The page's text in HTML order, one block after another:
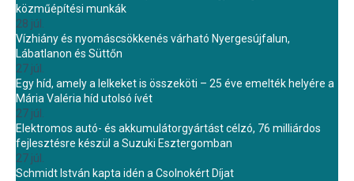
közműépítési munkák
28 júl.
Vízhiány és nyomáscsökkenés várható Nyergesújfalun,
Lábatlanon és Süttőn
27 júl.
Egy híd, amely a lelkeket is összeköti – 25 éve emelték helyére a
Mária Valéria híd utolsó ívét
27 júl.
Elektromos autó- és akkumulátorgyártást célzó, 76 milliárdos
fejlesztésre készül a Suzuki Esztergomban
27 júl.
Schmidt István kapta idén a Csolnokért Díjat